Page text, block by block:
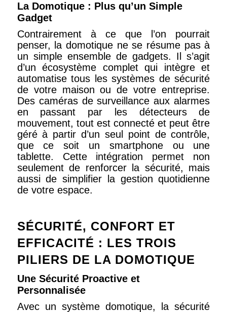
La Domotique : Plus qu’un Simple
Gadget
Contrairement à ce que l’on pourrait
penser, la domotique ne se résume pas à
un simple ensemble de gadgets. Il s’agit
d’un écosystème complet qui intègre et
automatise tous les systèmes de sécurité
de votre maison ou de votre entreprise.
Des caméras de surveillance aux alarmes
en passant par les détecteurs de
mouvement, tout est connecté et peut être
géré à partir d’un seul point de contrôle,
que ce soit un smartphone ou une
tablette. Cette intégration permet non
seulement de renforcer la sécurité, mais
aussi de simplifier la gestion quotidienne
de votre espace.
SÉCURITÉ, CONFORT ET
EFFICACITÉ : LES TROIS
PILIERS DE LA DOMOTIQUE
Une Sécurité Proactive et
Personnalisée
Avec un système domotique, la sécurité